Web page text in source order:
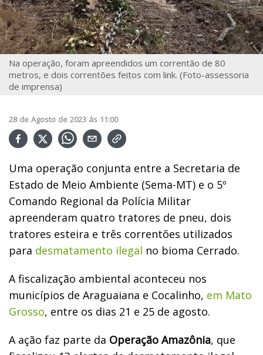
Na operação, foram apreendidos um correntão de 80
metros, e dois correntões feitos com link. (Foto-assessoria
de imprensa)
28 de Agosto de 2023 ás 11:00
Uma operação conjunta entre a Secretaria de
Estado de Meio Ambiente (Sema-MT) e o 5º
Comando Regional da Polícia Militar
apreenderam quatro tratores de pneu, dois
tratores esteira e três correntões utilizados
para desmatamento ilegal no bioma Cerrado.
A fiscalização ambiental aconteceu nos
municípios de Araguaiana e Cocalinho, em Mato
Grosso, entre os dias 21 e 25 de agosto.
A ação faz parte da Operação Amazônia, que